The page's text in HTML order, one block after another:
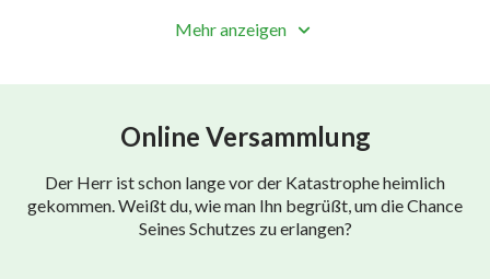
Mehr anzeigen
Online Versammlung
Der Herr ist schon lange vor der Katastrophe heimlich
gekommen. Weißt du, wie man Ihn begrüßt, um die Chance
Seines Schutzes zu erlangen?